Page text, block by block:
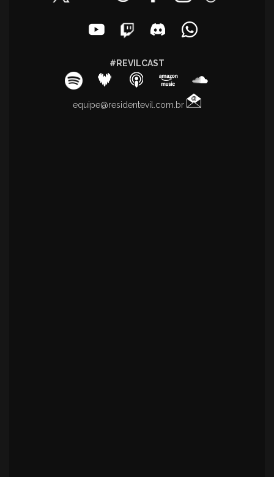
#REVILCAST
equipe@residentevil.com.br